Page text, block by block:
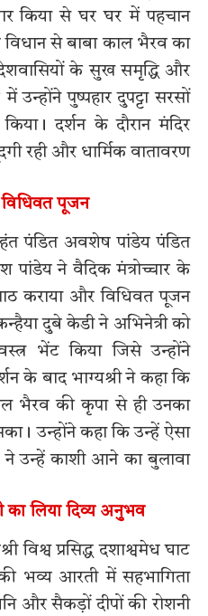
किया से घर घर में पहचान
विधान से बाबा काल भैरव का
के सुख समृद्धि और
पुष्पहार दुपट्टा सरसों
दर्शन के दौरान मंदिर
रही और धार्मिक वातावरण
विधिवत पूजन
पंडित अवशेष पांडेय पंडित
ने वैदिक मंत्रोच्चार के
कराया और विधिवत पूजन
दुबे केडी ने अभिनेत्री को
भेंट किया जिसे उन्होंने
के बाद भाग्यश्री ने कहा कि
भैरव की कृपा से ही उनका
उन्होंने कहा कि उन्हें ऐसा
उन्हें काशी आने का बुलावा
का लिया दिव्य अनुभव
विश्व प्रसिद्ध दशाश्वमेध घाट
भव्य आरती में सहभागिता
और सैकड़ों दीपों की रोशनी